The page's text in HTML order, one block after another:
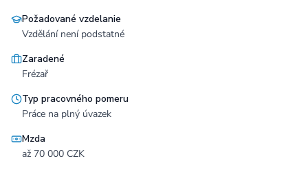
Požadované vzdelanie
Vzdělání není podstatné
Zaradené
Frézař
Typ pracovného pomeru
Práce na plný úvazek
Mzda
až 70 000 CZK